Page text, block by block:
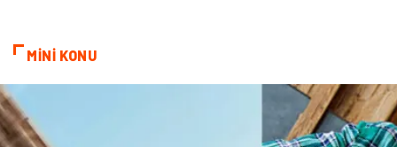
MİNİ KONU